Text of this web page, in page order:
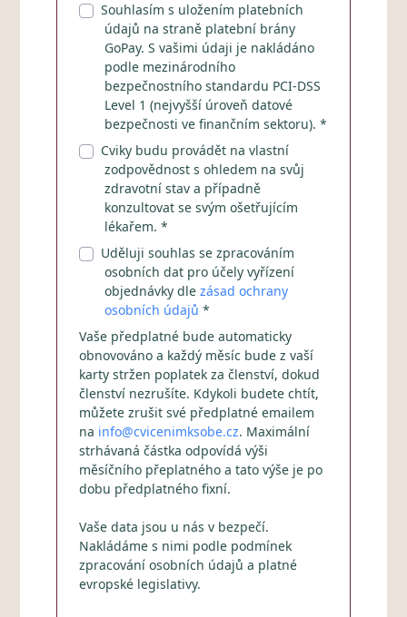
Souhlasím s uložením platebních
údajů na straně platební brány
GoPay. S vašimi údaji je nakládáno
podle mezinárodního
bezpečnostního standardu PCI-DSS
Level 1 (nejvyšší úroveň datové
bezpečnosti ve finančním sektoru). *
Cviky budu provádět na vlastní
zodpovědnost s ohledem na svůj
zdravotní stav a případně
konzultovat se svým ošetřujícím
lékařem. *
Uděluji souhlas se zpracováním
osobních dat pro účely vyřízení
objednávky dlezásad ochrany
osobních údajů *
Vaše předplatné bude automaticky
obnovováno a každý měsíc bude z vaší
karty stržen poplatek za členství, dokud
členství nezrušíte. Kdykoli budete chtít,
můžete zrušit své předplatné emailem
na info@cvicenimksobe.cz. Maximální
strhávaná částka odpovídá výši
měsíčního přeplatného a tato výše je po
dobu předplatného fixní.
Vaše data jsou u nás v bezpečí.
Nakládáme s nimi podle podmínek
zpracování osobních údajů a platné
evropské legislativy.